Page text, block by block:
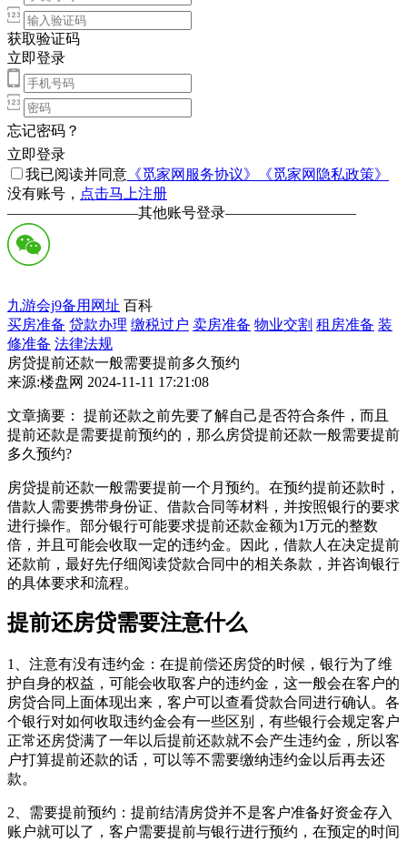
获取验证码
立即登录
忘记密码？
立即登录
我已阅读并同意 《觅家网服务协议》
《觅家网隐私政策》
没有账号， 点击马上注册
—————————其他账号登录—————————
九游会j9备用网址 百科
买房准备 贷款办理 缴税过户 卖房准备 物业交割 租房准备 装
修准备 法律法规
房贷提前还款一般需要提前多久预约
来源:楼盘网 2024-11-11 17:21:08
文章摘要： 提前还款之前先要了解自己是否符合条件，而且
提前还款是需要提前预约的，那么房贷提前还款一般需要提前
多久预约?
房贷提前还款一般需要提前一个月预约。在预约提前还款时，
借款人需要携带身份证、借款合同等材料，并按照银行的要求
进行操作。部分银行可能要求提前还款金额为1万元的整数
倍，并且可能会收取一定的违约金‌。因此，借款人在决定提前
还款前，最好先仔细阅读贷款合同中的相关条款，并咨询银行
的具体要求和流程。
提前还房贷需要注意什么
1、注意有没有违约金：在提前偿还房贷的时候，银行为了维
护自身的权益，可能会收取客户的违约金，这一般会在客户的
房贷合同上面体现出来，客户可以查看贷款合同进行确认。各
个银行对如何收取违约金会有一些区别，有些银行会规定客户
正常还房贷满了一年以后提前还款就不会产生违约金，所以客
户打算提前还款的话，可以等不需要缴纳违约金以后再去还
款。
2、需要提前预约：提前结清房贷并不是客户准备好资金存入
账户就可以了，客户需要提前与银行进行预约，在预定的时间